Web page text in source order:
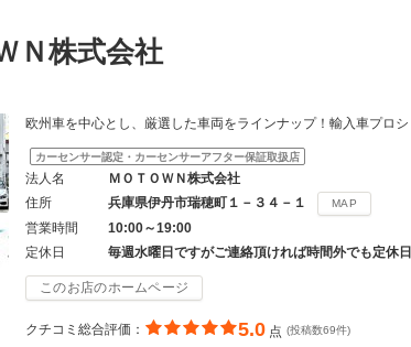
Ｎ株式会社
欧州車を中心とし、厳選した車両をラインナップ！輸入車プロシ
カーセンサー認定・カーセンサーアフター保証取扱店
法人名
ＭＯＴＯＷＮ株式会社
住所
兵庫県伊丹市瑞穂町１－３４－１ MAP
営業時間
10:00～19:00
定休日
毎週水曜日ですがご連絡頂ければ時間外でも定休
このお店のホームページ
クチコミ総合評価： 5.0 点 (投稿数69件)